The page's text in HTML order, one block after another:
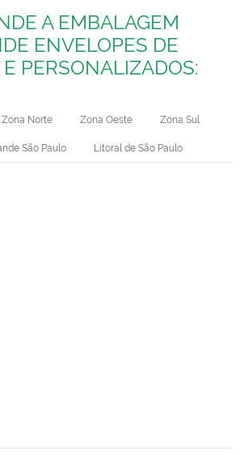
A EMBALAGEM
ENVELOPES DE
PERSONALIZADOS:
Zona Norte Zona Oeste Zona Sul
São Paulo Litoral de São Paulo